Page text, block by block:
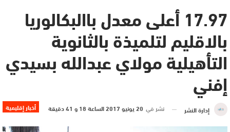
17.97 أعلى معدل باالبكالوريا
بالاقليم لتلميذة بالثانوية
التأهيلية مولاي عبدالله بسيدي
إفني
أخبار إقليمية إدارة النشر نشر في 20 يونيو 2017 الساعة 18 و 41 دقيقة